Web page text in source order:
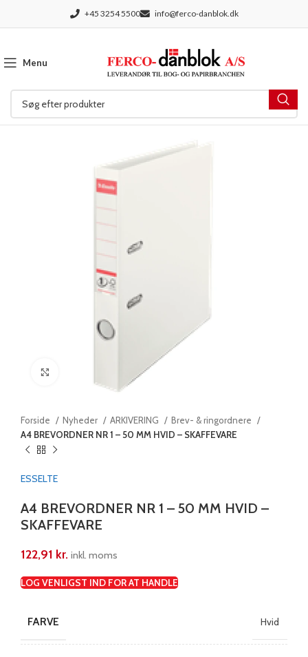
+45 3254 5500 info@ferco-danblok.dk
Menu
Forside Nyheder ARKIVERING
Brev- & ringordnere
A4 BREVORDNER NR 1 – 50 MM HVID – SKAFFEVARE
ESSELTE
A4 BREVORDNER NR 1 – 50 MM HVID –
SKAFFEVARE
122,91 kr. inkl. moms
LOG VENLIGST IND FOR AT HANDLE
FARVE Hvid